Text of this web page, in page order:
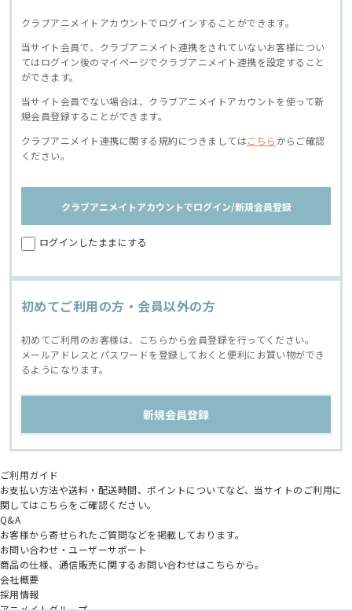
クラブアニメイトアカウントでログインすることができます。
当サイト会員で、クラブアニメイト連携をされていないお客様につい
てはログイン後のマイページでクラブアニメイト連携を設定すること
ができます。
当サイト会員でない場合は、クラブアニメイトアカウントを使って新
規会員登録することができます。
クラブアニメイト連携に関する規約につきましてはこちら からご確認
ください。
クラブアニメイトアカウントでログイン/新規会員登録
ログインしたままにする
初めてご利用の方・会員以外の方
初めてご利用のお客様は、こちらから会員登録を行ってください。
メールアドレスとパスワードを登録しておくと便利にお買い物ができ
るようになります。
ご利用ガイド
お支払い方法や送料・配送時間、ポイントについてなど、当サイトのご利用に
関してはこちらをご確認ください。
Q&A
お客様から寄せられたご質問などを掲載しております。
お問い合わせ・ユーザーサポート
商品の仕様、通信販売に関するお問い合わせはこちらから。
会社概要
採用情報